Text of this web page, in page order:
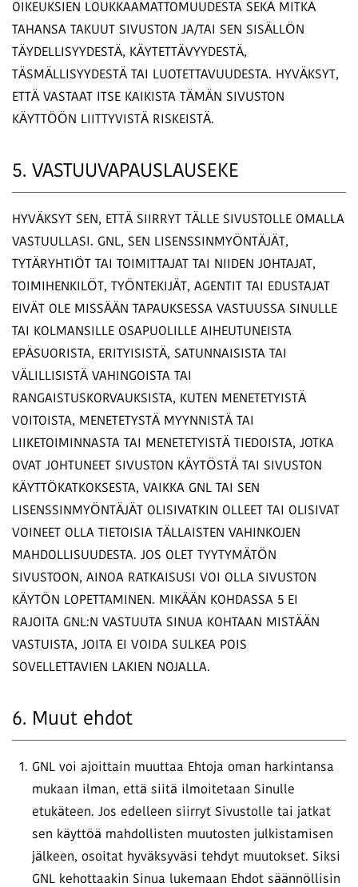
OIKEUKSIEN LOUKKAAMATTOMUUDESTA SEKÄ MITKÄ
TAHANSA TAKUUT SIVUSTON JA/TAI SEN SISÄLLÖN
TÄYDELLISYYDESTÄ, KÄYTETTÄVYYDESTÄ,
TÄSMÄLLISYYDESTÄ TAI LUOTETTAVUUDESTA. HYVÄKSYT,
ETTÄ VASTAAT ITSE KAIKISTA TÄMÄN SIVUSTON
KÄYTTÖÖN LIITTYVISTÄ RISKEISTÄ.
5. VASTUUVAPAUSLAUSEKE
HYVÄKSYT SEN, ETTÄ SIIRRYT TÄLLE SIVUSTOLLE OMALLA
VASTUULLASI. GNL, SEN LISENSSINMYÖNTÄJÄT,
TYTÄRYHTIÖT TAI TOIMITTAJAT TAI NIIDEN JOHTAJAT,
TOIMIHENKILÖT, TYÖNTEKIJÄT, AGENTIT TAI EDUSTAJAT
EIVÄT OLE MISSÄÄN TAPAUKSESSA VASTUUSSA SINULLE
TAI KOLMANSILLE OSAPUOLILLE AIHEUTUNEISTA
EPÄSUORISTA, ERITYISISTÄ, SATUNNAISISTA TAI
VÄLILLISISTÄ VAHINGOISTA TAI
RANGAISTUSKORVAUKSISTA, KUTEN MENETETYISTÄ
VOITOISTA, MENETETYSTÄ MYYNNISTÄ TAI
LIIKETOIMINNASTA TAI MENETETYISTÄ TIEDOISTA, JOTKA
OVAT JOHTUNEET SIVUSTON KÄYTÖSTÄ TAI SIVUSTON
KÄYTTÖKATKOKSESTA, VAIKKA GNL TAI SEN
LISENSSINMYÖNTÄJÄT OLISIVATKIN OLLEET TAI OLISIVAT
VOINEET OLLA TIETOISIA TÄLLAISTEN VAHINKOJEN
MAHDOLLISUUDESTA. JOS OLET TYYTYMÄTÖN
SIVUSTOON, AINOA RATKAISUSI VOI OLLA SIVUSTON
KÄYTÖN LOPETTAMINEN. MIKÄÄN KOHDASSA 5 EI
RAJOITA GNL:N VASTUUTA SINUA KOHTAAN MISTÄÄN
VASTUISTA, JOITA EI VOIDA SULKEA POIS
SOVELLETTAVIEN LAKIEN NOJALLA.
6. Muut ehdot
GNL voi ajoittain muuttaa Ehtoja oman harkintansa
mukaan ilman, että siitä ilmoitetaan Sinulle
etukäteen. Jos edelleen siirryt Sivustolle tai jatkat
sen käyttöä mahdollisten muutosten julkistamisen
jälkeen, osoitat hyväksyväsi tehdyt muutokset. Siksi
GNL kehottaakin Sinua lukemaan Ehdot säännöllisin